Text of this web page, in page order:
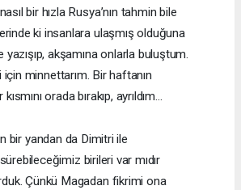
bir hızla Rusya’nın tahmin bile
ki insanlara ulaşmış olduğuna
yazışıp, akşamına onlarla buluştum.
için minnettarım. Bir haftanın
orada bırakıp, ayrıldım...
bir yandan da Dimitri ile
sürebileceğimiz birileri var mıdır
Çünkü Magadan fikrimi ona